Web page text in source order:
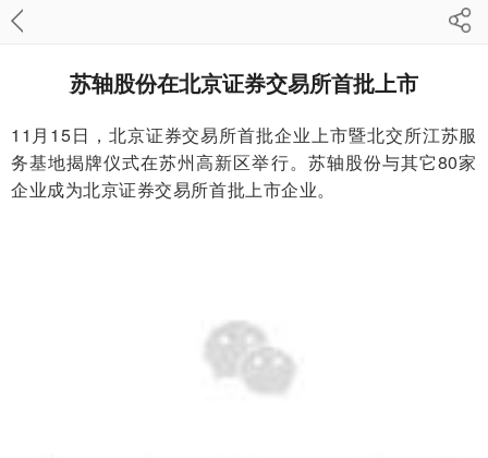
苏轴股份在北京证券交易所首批上市
11月15日，北京证券交易所首批企业上市暨北交所江苏服
务基地揭牌仪式在苏州高新区举行。 苏轴股份与其它80家
企业成为北京证券交易所首批上市企业。